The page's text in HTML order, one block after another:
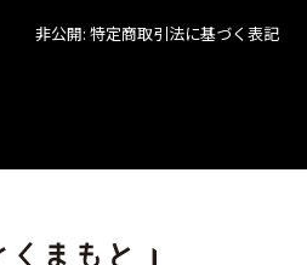
非公開: 特定商取引法に基づく表記